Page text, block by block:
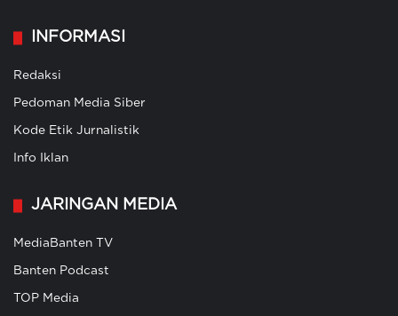
INFORMASI
Redaksi
Pedoman Media Siber
Kode Etik Jurnalistik
Info Iklan
JARINGAN MEDIA
MediaBanten TV
Banten Podcast
TOP Media